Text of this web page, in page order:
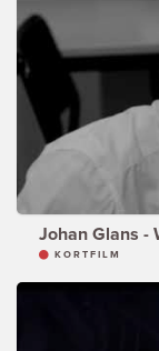
KORTFILM